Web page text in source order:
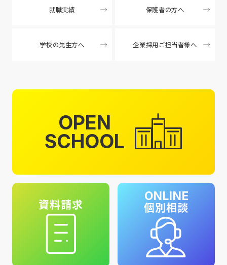
就職実績 保護者の方へ
学校の先生方へ 企業採用ご担当者様へ
OPEN
SCHOOL
資料請求
ONLINE
個別相談